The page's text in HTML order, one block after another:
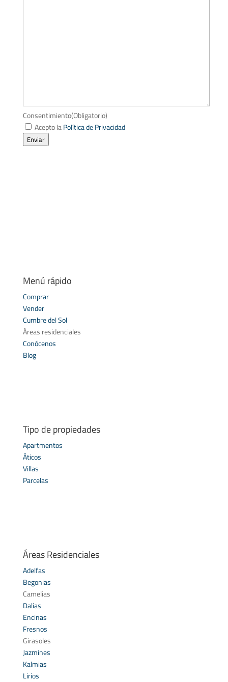
Consentimiento(Obligatorio)
Acepto laPolítica de Privacidad
Enviar
Menú rápido
Comprar
Vender
Cumbre del Sol
Áreas residenciales
Conócenos
Blog
Tipo de propiedades
Apartmentos
Áticos
Villas
Parcelas
Áreas Residenciales
Adelfas
Begonias
Camelias
Dalias
Encinas
Fresnos
Girasoles
Jazmines
Kalmias
Lirios